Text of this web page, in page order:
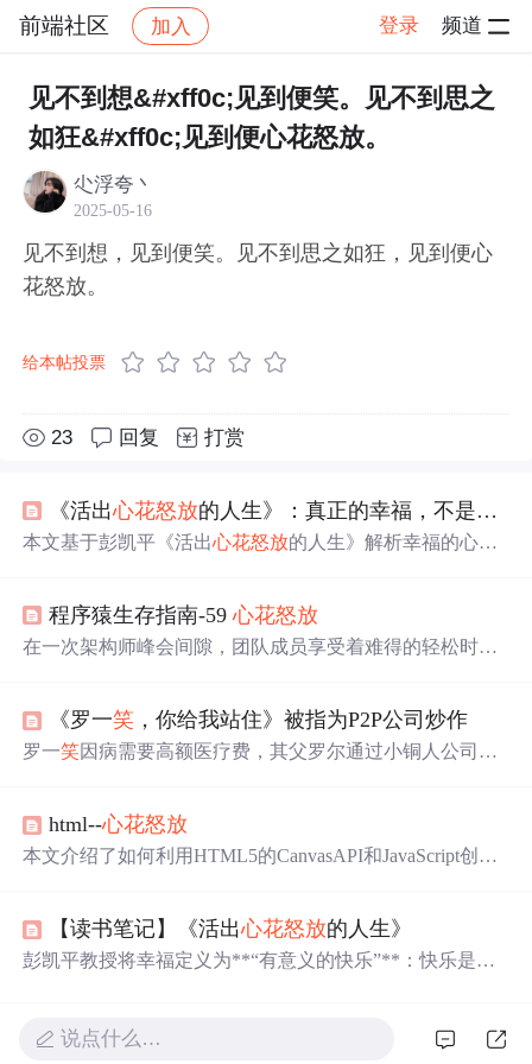
前端社区 加入 登录 频道
社区 前端社区 感慨 帖子详情
见不到想&#xff0c;见到便笑。见不到思之
如狂&#xff0c;见到便心花怒放。
尐浮夸丶
2025-05-16
见不到想，见到便笑。见不到思之如狂，见到便心
花怒放。
给本帖投票
23 回复 打赏
《活出心花怒放的人生》：真正的幸福，不是不比较，而是会“比”
本文基于彭凯平《活出心花怒放的人生》解析幸福的心理
常生活中持续获取有意义的快乐。
程序猿生存指南-59心花怒放
在一次架构师峰会间隙，团队成员享受着难得的轻松时
面功夫，而是源自内心的阳光。在工作之余，一场朋友聚
会带来了欢乐，分享着各自的生活状态，展现了现代都市
《罗一笑 ，你给我站住》被指为P2P公司炒作
罗一笑因病需要高额医疗费，其父罗尔通过小铜人公司的
医疗费用的实际需求遭到质疑。
html--心花怒放
本文介绍了如何利用HTML5的CanvasAPI和JavaScript创建
【读书笔记】《活出心花怒放的人生》
彭凯平教授将幸福定义为**“有意义的快乐”**：快乐是基
足，而是需要意义的支撑。这一定义也体现了中华民族的
说点什么…